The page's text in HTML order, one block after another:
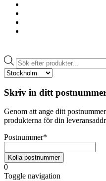
Produktsökning
Skriv in ditt
Genom att ange ditt
produkterna för din
Postnummer*
0
Toggle navigation